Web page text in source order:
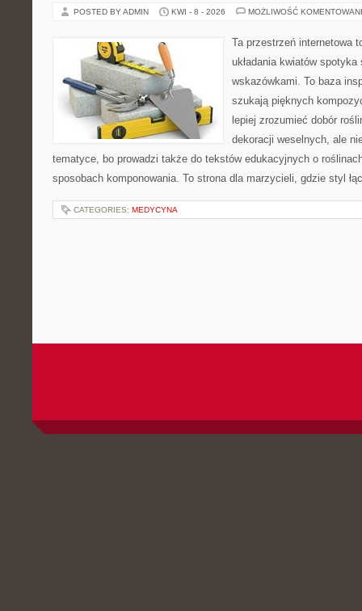
POSTED BY ADMIN KWI - 8 - 2026 MOŻLIWOŚĆ
Ta przestrzeń internetowa
układania kwiatów
wskazówkami. To baza
szukają pięknych
lepiej zrozumieć dobór
dekoracji weselnych, ale
tematyce, bo prowadzi także do tekstów edukacyjnych o
sposobach komponowania. To strona dla marzycieli, gdzie styl
CATEGORIES: MEDYCYNA